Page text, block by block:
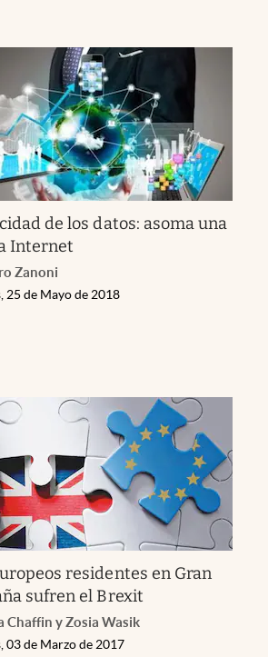
de los datos: asoma una
Internet
Zanoni
25 de Mayo de 2018
residentes en Gran
sufren el Brexit
Chaffin y Zosia Wasik
03 de Marzo de 2017